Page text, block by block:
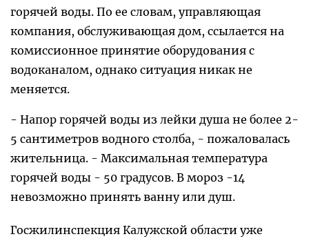
горячей воды. По ее словам, управляющая
компания, обслуживающая дом, ссылается на
комиссионное принятие оборудования с
водоканалом, однако ситуация никак не
меняется.
- Напор горячей воды из лейки душа не более 2-
5 сантиметров водного столба, - пожаловалась
жительница. - Максимальная температура
горячей воды - 50 градусов. В мороз -14
невозможно принять ванну или душ.
Госжилинспекция Калужской области уже